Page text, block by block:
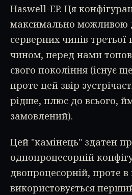
Haswell-EP. Ця
максимально можливою
серверних чипів третьої
чином, перед нами
свого покоління (існує
проте цей звір
рідше, плюс до всього,
замовлений).
Цей "камінець" здатен
однопроцесорній
двопроцесорній, проте
використовується